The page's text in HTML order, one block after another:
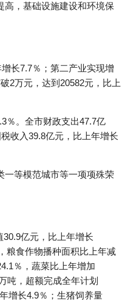
高，基础设施建设和环境保
长7.7％；第二产业实现增
2万元，达到20582元，比上
％。全市财政支出47.7亿
收入39.8亿元，比上年增长
一等模范城市等一项项殊荣
亿元，比上年增长
粮食作物播种面积比上年减
％，蔬菜比上年增加
吨，超额完成全年计划
增长4.9％；生猪饲养量